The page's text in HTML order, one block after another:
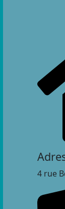
4 rue